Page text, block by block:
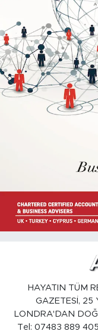
HAYATIN TÜM
GAZETESİ, 25
LONDRA'DAN
Tel: 07483 889